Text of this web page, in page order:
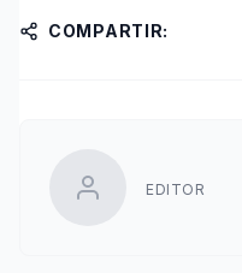
COMPARTIR:
EDITOR